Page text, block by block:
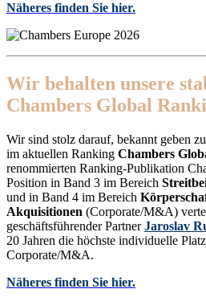
Näheres finden Sie hier.
Wir behalten unsere
Chambers Global
Wir sind stolz darauf, bekannt geben
im aktuellen Ranking Chambers
renommierten Ranking-Publikation
Position in Band 3 im Bereich
und in Band 4 im Bereich
Akquisitionen (Corporate/M&A)
geschäftsführender PartnerJaroslav
20 Jahren die höchste individuelle
Corporate/M&A.
Näheres finden Sie hier.